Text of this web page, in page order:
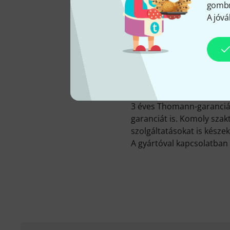
A
A Thomann-nál 28 JVC-
értékesítünk JVC
28 termék közül
kategóriákban:
Zajkioltó fejhallgatók
Aktuális Top Sellerünk
amelyből eddigi
3 éves Thomann-
garanciát is. Komoly
szolgáltatásokat is
A gyártóval